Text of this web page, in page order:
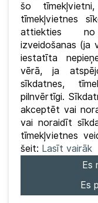
šo
tīmekļvietnes
attiekties no
izveidošanas (ja
iestatīta
vērā, ja
sīkdatnes,
pilnvērtīgi.
akceptēt vai
vai noraidīt
tīmekļvietnes
šeit: Lasīt vairāk
Es
Es